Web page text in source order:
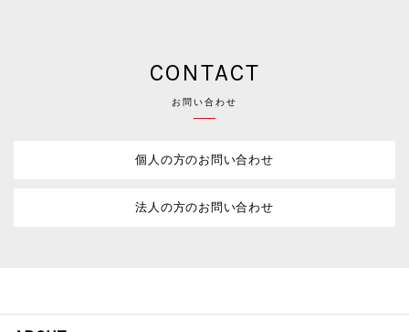
CONTACT
お問い合わせ
個人の方のお問い合わせ
法人の方のお問い合わせ